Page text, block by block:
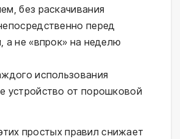
без раскачивания
перед
а не «впрок» на неделю
использования
устройство от порошковой
простых правил снижает